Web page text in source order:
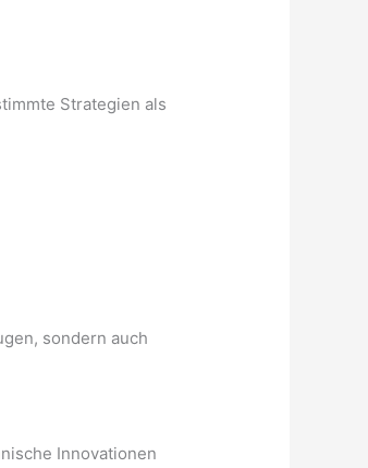
Strategien als
sondern auch
Innovationen